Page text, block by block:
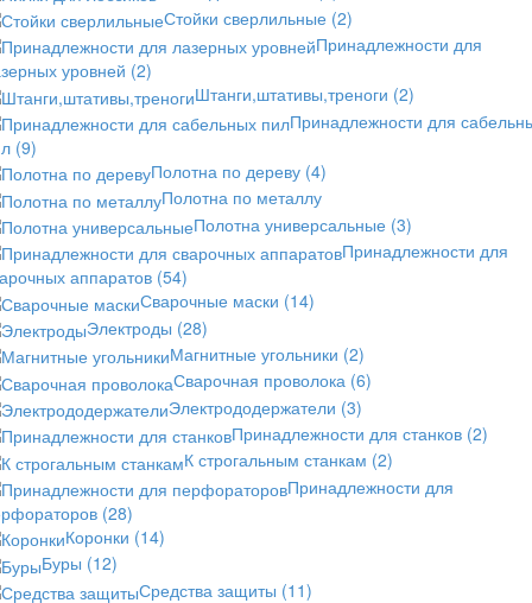
Стойки сверлильные (2)
Принадлежности для
уровней (2)
Штанги,штативы,треноги (2)
Принадлежности для
(9)
Полотна по дереву (4)
Полотна по металлу
Полотна универсальные (3)
Принадлежности для
аппаратов (54)
Сварочные маски (14)
Электроды (28)
Магнитные угольники (2)
Сварочная проволока (6)
Электрододержатели (3)
Принадлежности для станков (2)
К строгальным станкам (2)
Принадлежности для
(28)
Коронки (14)
Буры (12)
Средства защиты (11)